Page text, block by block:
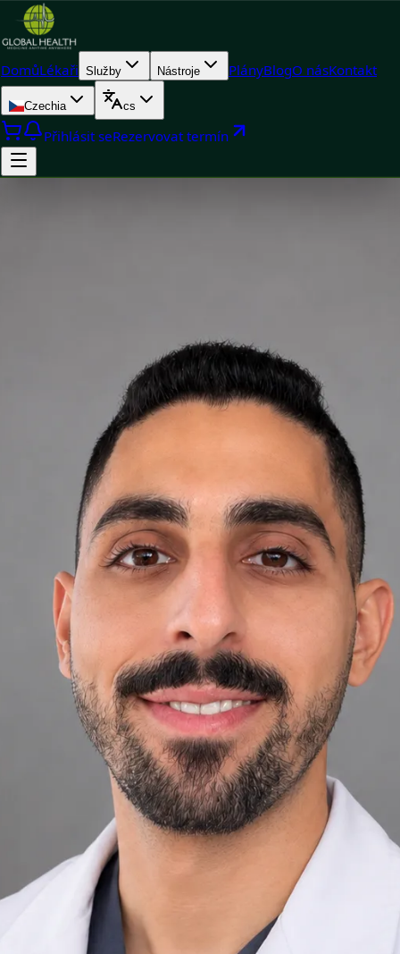
DomůLékaři Služby Nástroje PlányBlogO násKontakt
Czechia cs
Přihlásit seRezervovat termín
Doctor
++
Zpět na tým v Ireland Profil lékaře
Dr Ahmed Maklad
Praktický lékař
Zkontrolujte podrobnosti profilu lékaře, oblasti konzultací a
možnosti rezervace před naplánováním vaší schůzky.
Praktický lékař Ireland
English, Arabic, Czech
Registrováno v Ireland
Online konzultace k dispozici
Ověřený profil
Vybrat termín s Ahmed
Ověřit registraci